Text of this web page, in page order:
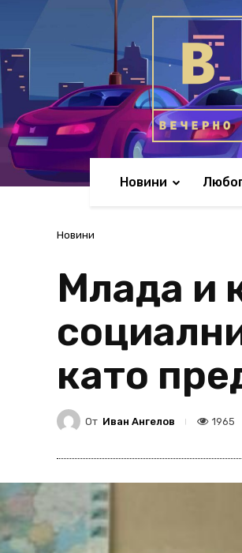
Новини
Новини
Млада и
като
От Иван Ангелов 1965